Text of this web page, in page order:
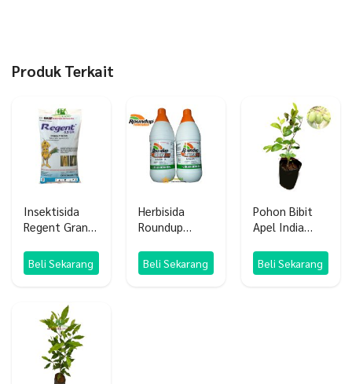
Produk Terkait
Insektisida
Regent Granul
Beli Sekarang
Herbisida
Roundup
SLBeli Sekarang
Pohon Bibit
Apel India
Beli Sekarang